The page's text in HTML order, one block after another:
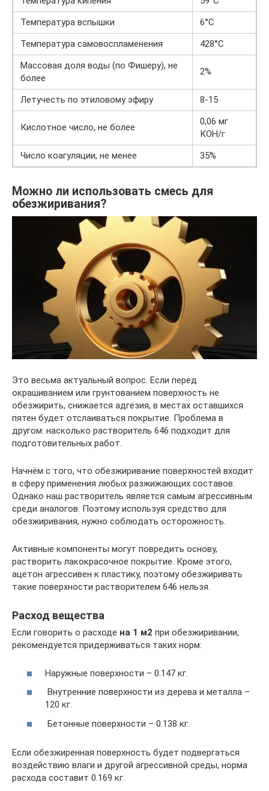
Температура вспышки
6°С
Температура самовоспламенения
428°С
Массовая доля воды (по Фишеру), не
более
2%
Летучесть по этиловому эфиру 8-15
Кислотное число, не более
0,06 мг
КОН/г
Число коагуляции, не менее
35%
Можно ли использовать смесь для
обезжиривания?
Это весьма актуальный вопрос. Если перед
окрашиванием или грунтованием поверхность не
обезжирить, снижается адгезия, в местах оставшихся
пятен будет отслаиваться покрытие. Проблема в
другом: насколько растворитель 646 подходит для
подготовительных работ.
Начнём с того, что обезжиривание поверхностей входит
в сферу применения любых разжижающих составов.
Однако наш растворитель является самым агрессивным
среди аналогов. Поэтому используя средство для
обезжиривания, нужно соблюдать осторожность.
Активные компоненты могут повредить основу,
растворить лакокрасочное покрытие. Кроме этого,
ацетон агрессивен к пластику, поэтому обезжиривать
такие поверхности растворителем 646 нельзя.
Расход вещества
Если говорить о расходе на 1 м2 при обезжиривании,
рекомендуется придерживаться таких норм:
Наружные поверхности – 0.147 кг.
Внутренние поверхности из дерева и металла –
120 кг.
Бетонные поверхности – 0.138 кг.
Если обезжиренная поверхность будет подвергаться
воздействию влаги и другой агрессивной среды, норма
расхода составит 0.169 кг.